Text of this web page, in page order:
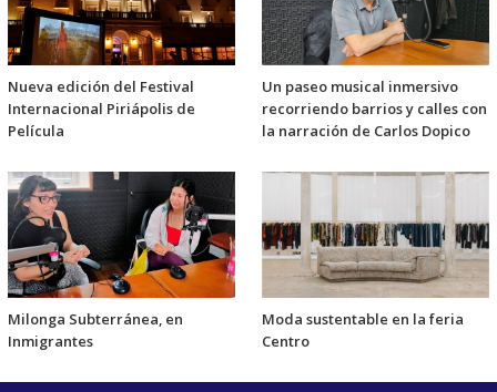
Nueva edición del Festival
Internacional Piriápolis de
Película
Un paseo musical inmersivo
recorriendo barrios y calles con
la narración de Carlos Dopico
Milonga Subterránea, en
Inmigrantes
Moda sustentable en la feria
Centro